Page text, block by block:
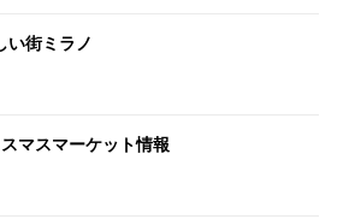
い街ミラノ
マスマーケット情報